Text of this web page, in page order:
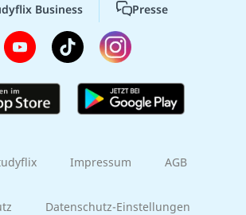
Business Presse
Impressum AGB
Datenschutz-Einstellungen